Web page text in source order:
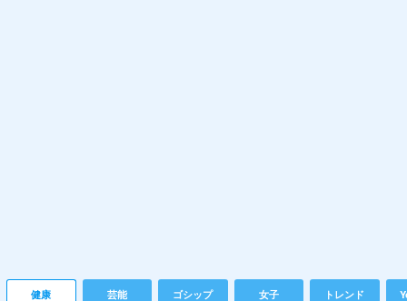
健康 芸能 ゴシップ 女子 トレンド